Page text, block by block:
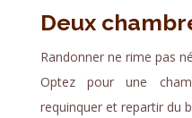
Deux
Randonner ne rime pas
Optez pour une
requinquer et repartir du